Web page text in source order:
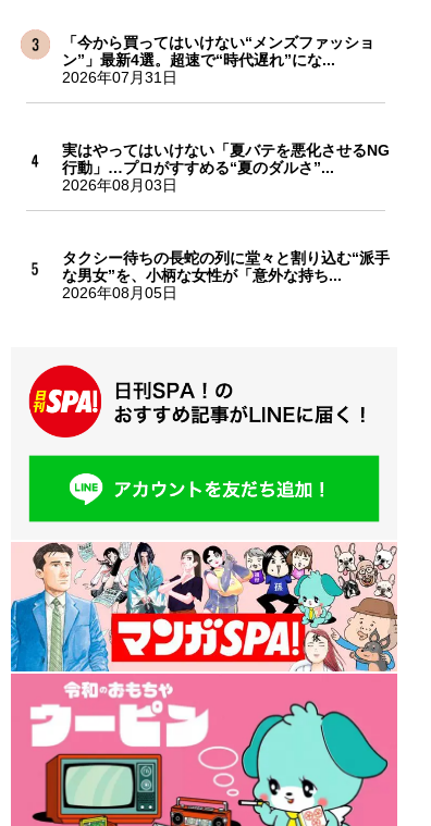
「今から買ってはいけない“メンズファッショ
ン”」最新4選。超速で“時代遅れ”にな...
2026年07月31日
実はやってはいけない「夏バテを悪化させるNG
行動」…プロがすすめる“夏のダルさ”...
2026年08月03日
タクシー待ちの長蛇の列に堂々と割り込む“派手
な男女”を、小柄な女性が「意外な持ち...
2026年08月05日